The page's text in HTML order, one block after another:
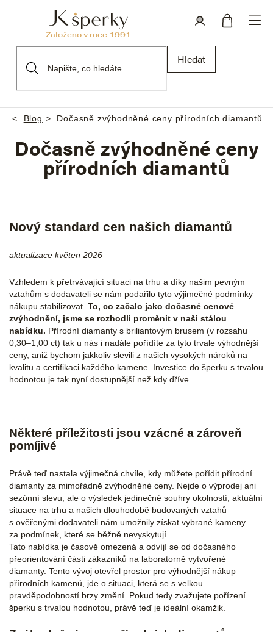
Hledat
Domů
Blog Dočasně zvýhodněné ceny přírodních diamantů
Dočasně zvýhodněné ceny
přírodních diamantů
Nový standard cen našich diamantů
aktualizace květen 2026
Vzhledem k přetrvávající situaci na trhu a díky našim pevným
vztahům s dodavateli se nám podařilo tyto výjimečné podmínky
nákupu stabilizovat. To, co začalo jako dočasné cenové
zvýhodnění, jsme se rozhodli proměnit v naši stálou
nabídku. Přírodní diamanty s briliantovým brusem (v rozsahu
0,30–1,00 ct) tak u nás i nadále pořídíte za tyto trvale výhodnější
ceny, aniž bychom jakkoliv slevili z našich vysokých nároků na
kvalitu a certifikaci každého kamene. Investice do šperku s trvalou
hodnotou je tak nyní dostupnější než kdy dříve.
Některé příležitosti jsou vzácné a zároveň
pomíjivé
Právě teď nastala výjimečná chvíle, kdy můžete pořídit přírodní
diamanty za mimořádně zvýhodněné ceny. Nejde o výprodej ani
sezónní slevu, ale o výsledek jedinečné souhry okolností, aktuální
situace na trhu a našich dlouhodobě budovaných vztahů
s ověřenými dodavateli nám umožnily získat vybrané kameny
za podmínek, které se běžně nevyskytují.
Tato nabídka je časově omezená a odvíjí se od dočasného
přeorientování části zákazníků na laboratorně vytvořené
diamanty. Tento vývoj otevřel prostor pro výhodnější nákup
přírodních kamenů, jde o situaci, která se s velkou
pravděpodobností brzy změní. Pokud tedy zvažujete pořízení
šperku s trvalou hodnotou, právě teď je ideální okamžik.